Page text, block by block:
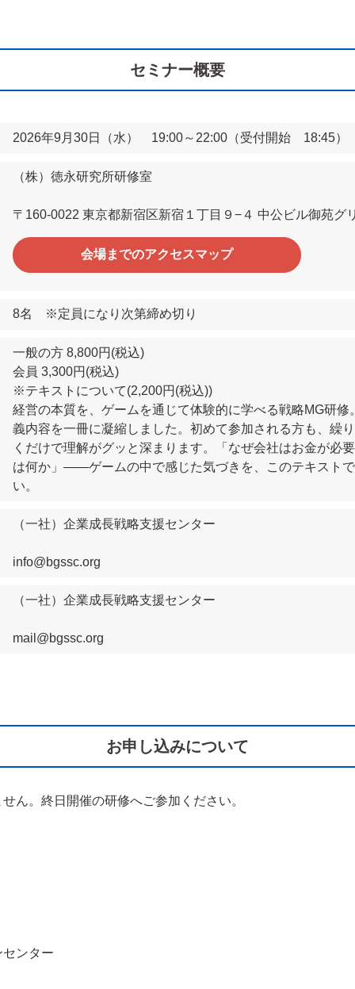
セミナー概要
2026年9月30日（水） 19:00～22:00（受付開始 18:45）
（株）徳永研究所研修室
〒160-0022 東京都新宿区新宿１丁目９−４ 中公ビル御苑グ
会場までのアクセスマップ
8名 ※定員になり次第締め切り
一般の方 8,800円(税込)
会員 3,300円(税込)
※テキストについて(2,200円(税込))
経営の本質を、ゲームを通じて体験的に学べる戦略MG研
義内容を一冊に凝縮しました。初めて参加される方も、繰
くだけで理解がグッと深まります。「なぜ会社はお金が必
は何か」——ゲームの中で感じた気づきを、このテキスト
い。
（一社）企業成長戦略支援センター
info@bgssc.org
（一社）企業成長戦略支援センター
mail@bgssc.org
お申し込みについて
ん。終日開催の研修へご参加ください。
ンター